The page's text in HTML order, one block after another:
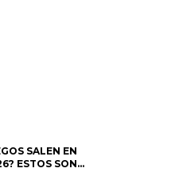
SALEN EN
ESTOS SON